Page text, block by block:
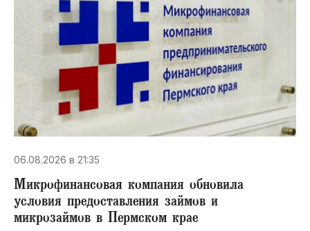
06.08.2026 в 21:35
Микрофинансовая компания обновила
условия предоставления займов и
микрозаймов в Пермском крае